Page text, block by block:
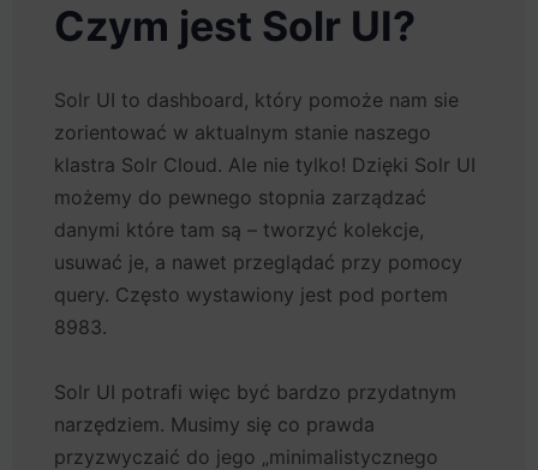
Czym jest Solr UI?
Solr UI to dashboard, który pomoże nam sie
zorientować w aktualnym stanie naszego
klastra Solr Cloud. Ale nie tylko! Dzięki Solr UI
możemy do pewnego stopnia zarządzać
danymi które tam są – tworzyć kolekcje,
usuwać je, a nawet przeglądać przy pomocy
query. Często wystawiony jest pod portem
8983.
Solr UI potrafi więc być bardzo przydatnym
narzędziem. Musimy się co prawda
przyzwyczaić do jego „minimalistycznego